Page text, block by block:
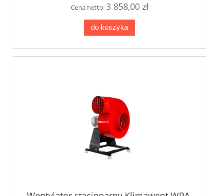
Cena netto:3 858,00 zł
do koszyka